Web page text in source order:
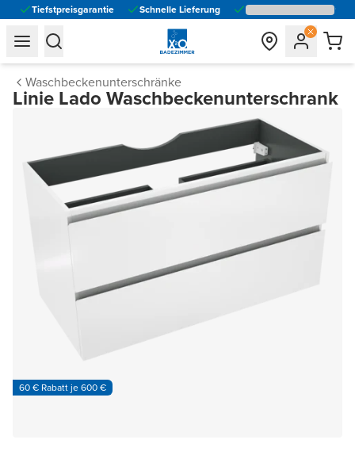
Tiefstpreisgarantie Schnelle Lieferung
general.navigation.toggle_menu.label
general.navigation.toggle_menu.label
Waschbeckenunterschränke
Linie Lado Waschbeckenunterschrank
60 € Rabatt je 600 €